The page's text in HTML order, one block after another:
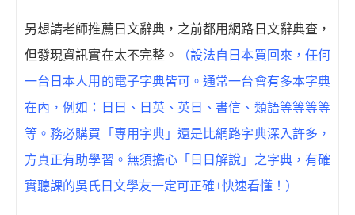
另想請老師推薦日文辭典，之前都用網路日文辭典查，
但發現資訊實在太不完整。
（設法自日本買回來，任何
一台日本人用的電子字典皆可。通常一台會有多本字典
在內，例如：日日、日英、英日、書信、類語等等等等
等。務必購買「專用字典」還是比網路字典深入許多，
方真正有助學習。無須擔心「日日解說」之字典，有確
實聽課的吳氏日文學友一定可正確+快速看懂！）